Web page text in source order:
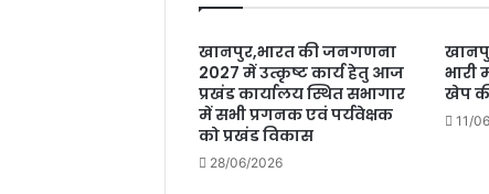
खानपुर,भारत की जनगणना
2027 में उत्कृष्ट कार्य हेतु आज
प्रखंड कार्यालय स्थित सभागार
में सभी प्रगनक एवं पर्यवेक्षक
को प्रखंड विकास
28/06/2026
भारी
खेप
11/